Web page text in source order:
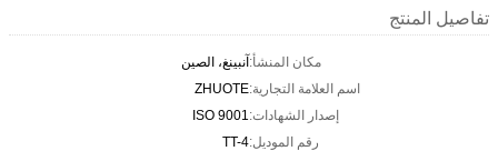
تفاصيل المنتج
مكان المنشأ:آنبينغ، الصين
اسم العلامة التجارية:ZHUOTE
إصدار الشهادات:ISO 9001
رقم الموديل:TT-4